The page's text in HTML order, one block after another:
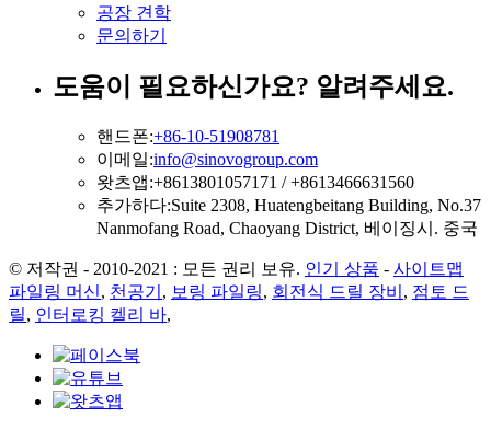
공장 견학
문의하기
도움이 필요하신가요? 알려주세요.
핸드폰:+86-10-51908781
이메일:info@sinovogroup.com
왓츠앱:+8613801057171 / +8613466631560
추가하다:Suite 2308, Huatengbeitang Building, No.37
Nanmofang Road, Chaoyang District, 베이징시. 중국
© 저작권 - 2010-2021 : 모든 권리 보유. 인기 상품 - 사이트맵
파일링 머신, 천공기 , 보링 파일링, 회전식 드릴 장비 , 점토 드
릴, 인터로킹 켈리 바,